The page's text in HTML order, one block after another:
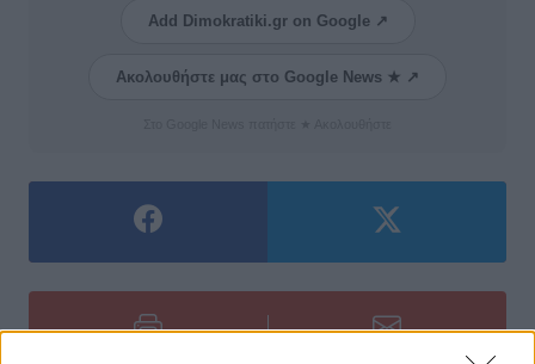
Add Dimokratiki.gr on Google ↗
Ακολουθήστε μας στο Google News ★ ↗